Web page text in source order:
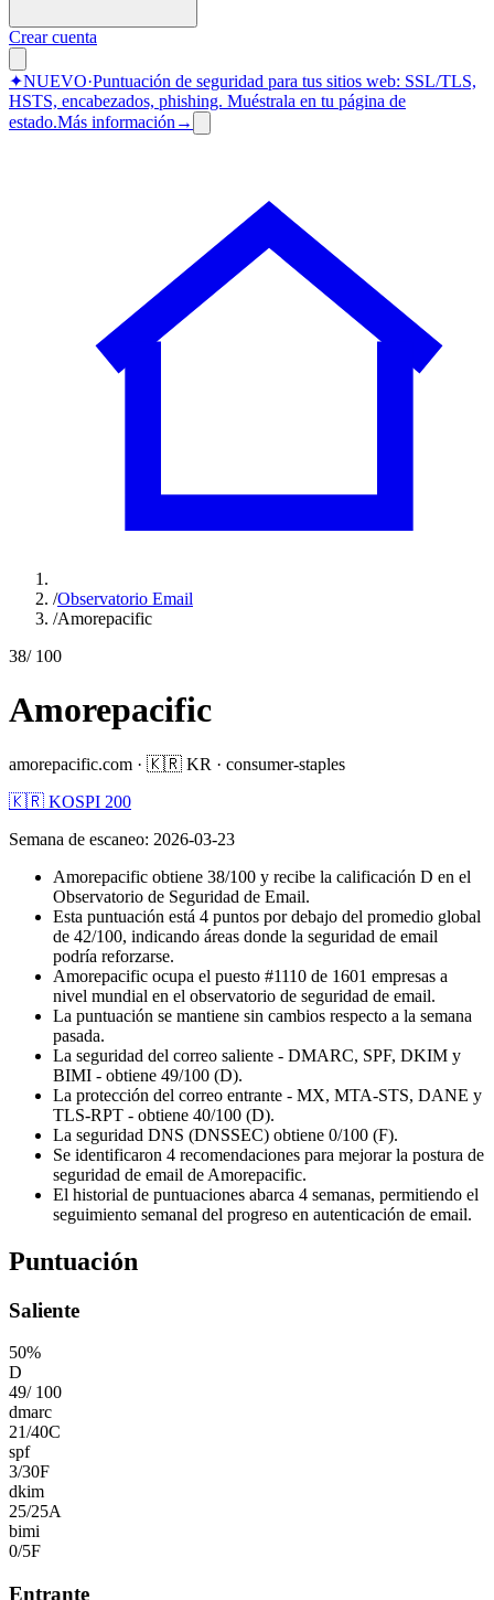
Crear cuenta
✦NUEVO·Puntuación de seguridad para tus sitios web: SSL/TLS,
HSTS, encabezados, phishing. Muéstrala en tu página de
estado.Más información →
/Observatorio Email
/Amorepacific
38/ 100
Amorepacific
amorepacific.com · 🇰🇷 KR · consumer-staples
🇰🇷 KOSPI 200
Semana de escaneo: 2026-03-23
Amorepacific obtiene 38/100 y recibe la calificación D en el
Observatorio de Seguridad de Email.
Esta puntuación está 4 puntos por debajo del promedio global
de 42/100, indicando áreas donde la seguridad de email
podría reforzarse.
Amorepacific ocupa el puesto #1110 de 1601 empresas a
nivel mundial en el observatorio de seguridad de email.
La puntuación se mantiene sin cambios respecto a la semana
pasada.
La seguridad del correo saliente - DMARC, SPF, DKIM y
BIMI - obtiene 49/100 (D).
La protección del correo entrante - MX, MTA-STS, DANE y
TLS-RPT - obtiene 40/100 (D).
La seguridad DNS (DNSSEC) obtiene 0/100 (F).
Se identificaron 4 recomendaciones para mejorar la postura de
seguridad de email de Amorepacific.
El historial de puntuaciones abarca 4 semanas, permitiendo el
seguimiento semanal del progreso en autenticación de email.
Puntuación
Saliente
50%
D
49/ 100
dmarc
21/40C
spf
3/30F
dkim
25/25A
bimi
0/5F
Entrante